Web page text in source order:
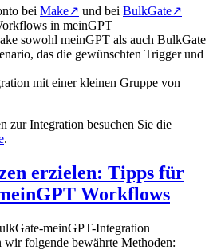
bei Make↗ und bei BulkGate↗
in meinGPT
sowohl meinGPT als auch BulkGate
das die gewünschten Trigger und
mit einer kleinen Gruppe von
zur Integration besuchen Sie die
.
erzielen: Tipps für
Workflows
meinGPT-Integration
wir folgende bewährte Methoden: